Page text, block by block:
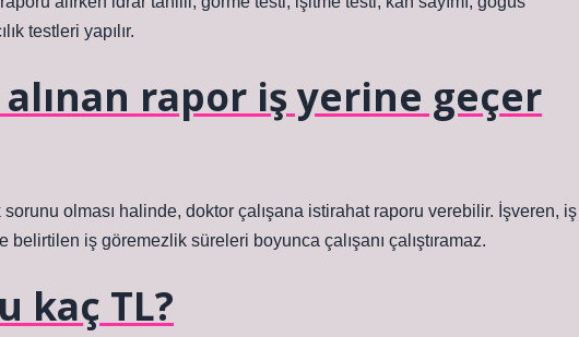
testleri yapılır.
alınan rapor iş yerine geçer
sorunu olması halinde, doktor çalışana istirahat raporu verebilir. İşveren, iş
iş göremezlik süreleri boyunca çalışanı çalıştıramaz.
kaç TL?